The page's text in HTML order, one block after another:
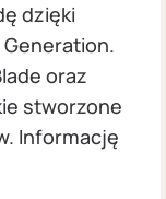
dzięki
Generation.
oraz
stworzone
Informację